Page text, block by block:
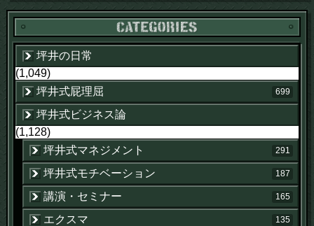
坪井の日常
(1,049)
坪井式屁理屈
699
坪井式ビジネス論
(1,128)
坪井式マネジメント
291
坪井式モチベーション 187
講演・セミナー 165
エクスマ 135